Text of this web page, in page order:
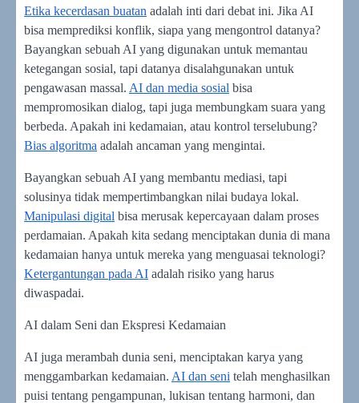
Etika kecerdasan buatan adalah inti dari debat ini. Jika AI
bisa memprediksi konflik, siapa yang mengontrol datanya?
Bayangkan sebuah AI yang digunakan untuk memantau
ketegangan sosial, tapi datanya disalahgunakan untuk
pengawasan massal. AI dan media sosial bisa
mempromosikan dialog, tapi juga membungkam suara yang
berbeda. Apakah ini kedamaian, atau kontrol terselubung?
Bias algoritma adalah ancaman yang mengintai.
Bayangkan sebuah AI yang membantu mediasi, tapi
solusinya tidak mempertimbangkan nilai budaya lokal.
Manipulasi digital bisa merusak kepercayaan dalam proses
perdamaian. Apakah kita sedang menciptakan dunia di mana
kedamaian hanya untuk mereka yang menguasai teknologi?
Ketergantungan pada AI adalah risiko yang harus
diwaspadai.
AI dalam Seni dan Ekspresi Kedamaian
AI juga merambah dunia seni, menciptakan karya yang
menggambarkan kedamaian. AI dan seni telah menghasilkan
puisi tentang pengampunan, lukisan tentang harmoni, dan